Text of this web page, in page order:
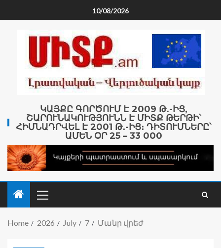
10/08/2026
ԿԱՅՔԸ ԳՈՐԾՈՒՄ Է 2009 Թ․-ԻՑ,
ՇԱՐՈՒՆԱԿՈՒԹՅՈՒՆՆ Է ՄԻՏՔ ԹԵՐԹԻ՝
ՀԻՄՆԱԴՐՎԵԼ Է 2001 Թ․-ԻՑ։ ԴԻՏՈՒՄՆԵՐԸ՝
ԱՄԵՆ ՕՐ 25 – 33 000
Home 2026 July 7 Մանր վրեժ